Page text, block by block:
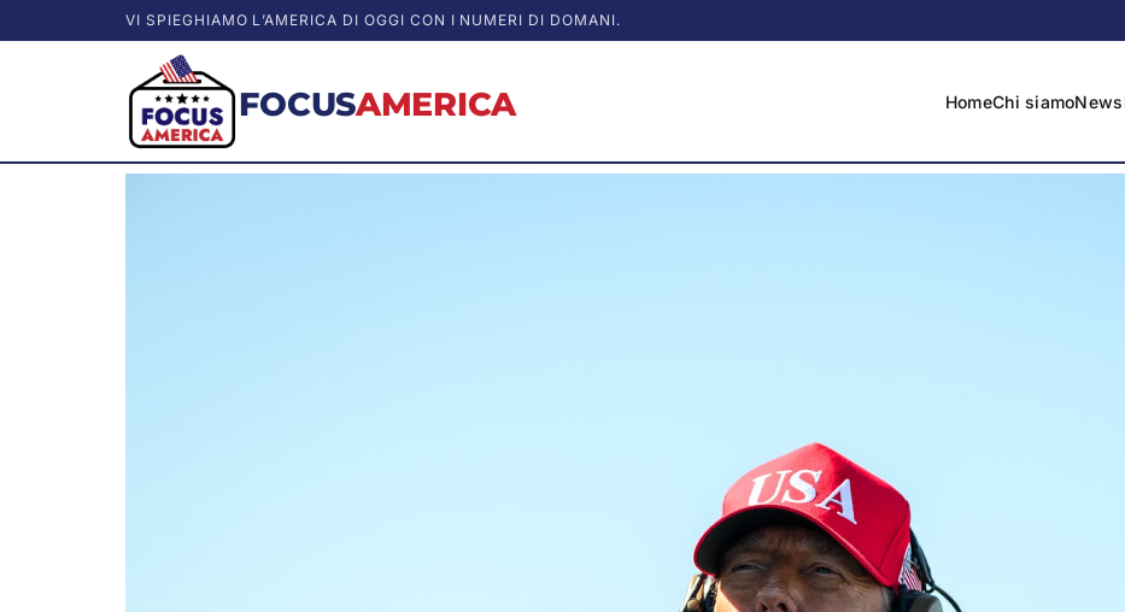
VI SPIEGHIAMO L’AMERICA DI OGGI CON I NUMERI DI DOMANI.
FOCUSAMERICA HomeChi siamo